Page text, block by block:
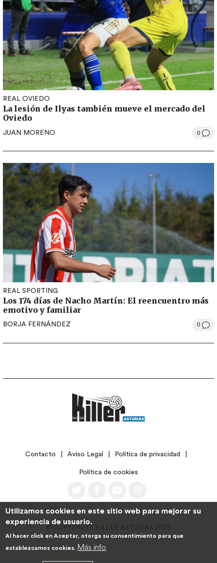
REAL OVIEDO
La lesión de Ilyas también mueve el mercado del
Oviedo
JUAN MORENO 0
REAL SPORTING
Los 174 días de Nacho Martín: El reencuentro más
emotivo y familiar
BORJA FERNÁNDEZ 0
LEGALContacto Aviso Legal Política de privacidad
Política de cookies
Utilizamos cookies en este sitio web para mejorar su
experiencia de usuario.
Al hacer click en Aceptar, otorga su consentimiento para que
establezcamos cookies. Más info